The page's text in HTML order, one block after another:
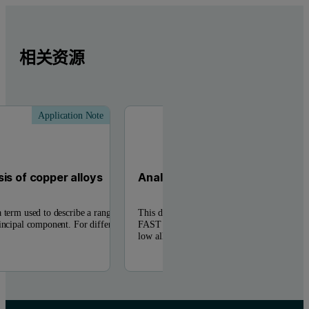
相关资源
Application Note
of copper alloys
used to describe a range
component. For different
Analysis of low alloy steel
This data sheet demonstrates the
FAST XRF simultaneous spectrometer for
low alloy steel.Accurate and ...